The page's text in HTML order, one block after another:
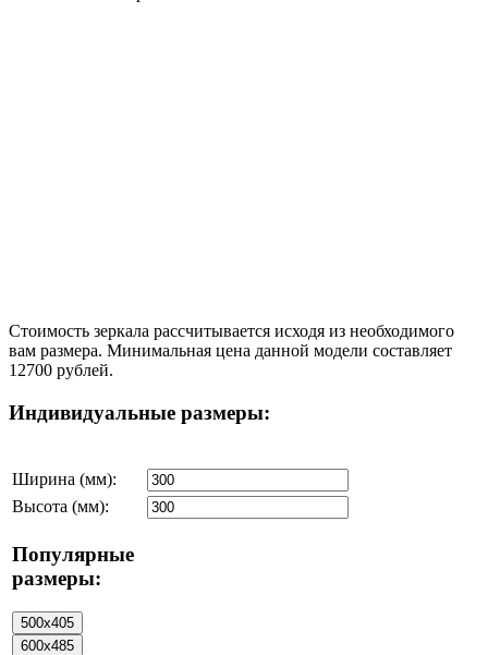
Стоимость зеркала рассчитывается исходя из необходимого
вам размера. Минимальная цена данной модели составляет
12700 рублей.
Индивидуальные размеры:
Ширина (мм):
Высота (мм):
Популярные
размеры: